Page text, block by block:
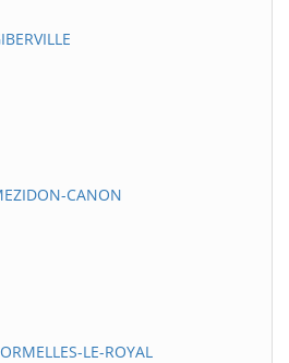
CANON
LE-ROYAL